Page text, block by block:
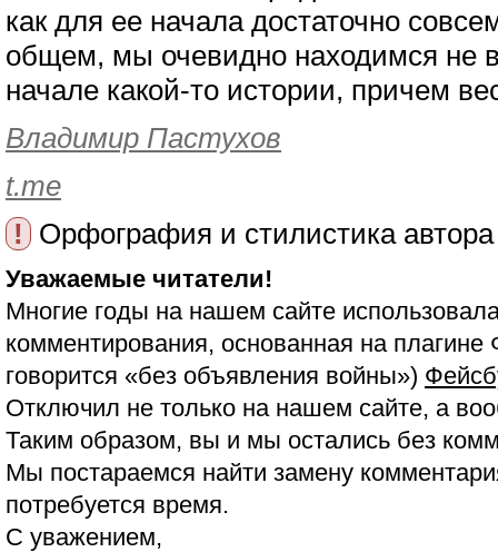
как для ее начала достаточно
общем, мы очевидно находимся не
начале какой-то истории, причем
Владимир Пастухов
t.me
!
Орфография и стилистика
Уважаемые читатели!
Многие годы на нашем сайте
комментирования, основанная на
говорится «без объявления войны»)
Отключил не только на нашем сайте, а
Таким образом, вы и мы остались без
Мы постараемся найти замену
потребуется время.
С уважением,